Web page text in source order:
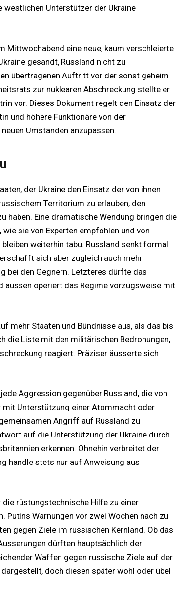
westlichen Unterstützer der Ukraine
Mittwochabend eine neue, kaum verschleierte
gesandt, Russland nicht zu
übertragenen Auftritt vor der sonst geheim
zur nuklearen Abschreckung stellte er
vor. Dieses Dokument regelt den Einsatz der
und höhere Funktionäre von der
Umständen anzupassen.
der Ukraine den Einsatz der von ihnen
Territorium zu erlauben, den
haben. Eine dramatische Wendung bringen die
sie von Experten empfohlen und von
weiterhin tabu. Russland senkt formal
sich aber zugleich auch mehr
bei den Gegnern. Letzteres dürfte das
aussen operiert das Regime vorzugsweise mit
mehr Staaten und Bündnisse aus, als das bis
die Liste mit den militärischen Bedrohungen,
reagiert. Präziser äusserte sich
Aggression gegenüber Russland, die von
mit Unterstützung einer Atommacht oder
Angriff auf Russland zu
auf die Unterstützung der Ukraine durch
erkennen. Ohnehin verbreitet der
handle stets nur auf Anweisung aus
die rüstungstechnische Hilfe zu einer
Warnungen vor zwei Wochen nach zu
gegen Ziele im russischen Kernland. Ob das
dürften hauptsächlich der
Waffen gegen russische Ziele auf der
doch diesen später wohl oder übel